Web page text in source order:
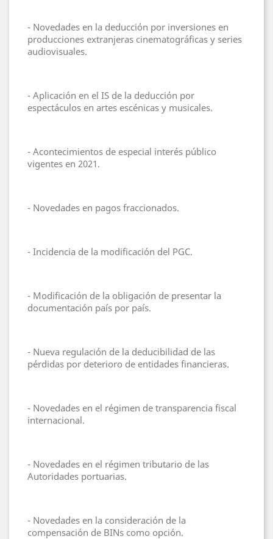
- Novedades en la deducción por inversiones en
producciones extranjeras cinematográficas y series
audiovisuales.
- Aplicación en el IS de la deducción por
espectáculos en artes escénicas y musicales.
- Acontecimientos de especial interés público
vigentes en 2021.
- Novedades en pagos fraccionados.
- Incidencia de la modificación del PGC.
- Modificación de la obligación de presentar la
documentación país por país.
- Nueva regulación de la deducibilidad de las
pérdidas por deterioro de entidades financieras.
- Novedades en el régimen de transparencia fiscal
internacional.
- Novedades en el régimen tributario de las
Autoridades portuarias.
- Novedades en la consideración de la
compensación de BINs como opción.